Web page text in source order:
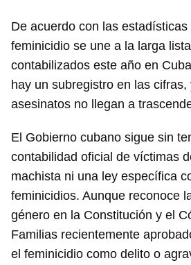
De acuerdo con las
feminicidio se une a la larga
contabilizados este año en
hay un subregistro en las
asesinatos no llegan a
El Gobierno cubano sigue sin
contabilidad oficial de víctimas
machista ni una ley específica
feminicidios. Aunque reconoce
género en la Constitución y el
Familias recientemente
el feminicidio como delito o